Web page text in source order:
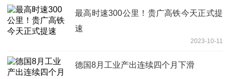
最高时速300公里！贵广高铁今天正式提
速
2023-10-11
德国8月工业产出连续四个月下滑